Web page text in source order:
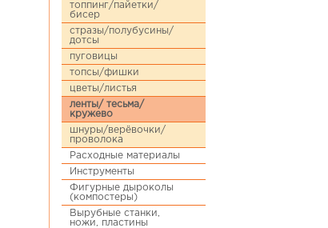
топпинг/пайетки/
бисер
стразы/полубусины/
дотсы
пуговицы
топсы/фишки
цветы/листья
ленты/ тесьма/
кружево
шнуры/верёвочки/
проволока
Расходные материалы
Инструменты
Фигурные дыроколы
(компостеры)
Вырубные станки,
ножи, пластины